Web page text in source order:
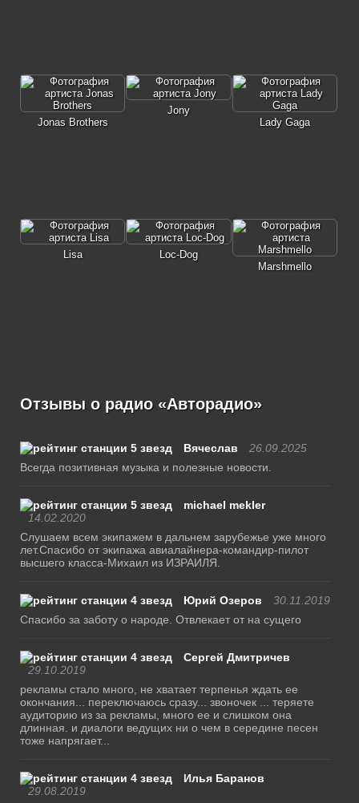
Jonas Brothers
Jony
Lady Gaga
Lisa
Loc-Dog
Marshmello
Отзывы о радио «Авторадио»
Вячеслав
26.09.2025
Всегда позитивная музыка и полезные новости.
michael mekler
14.02.2020
Слушаем всем экипажем в дальнем зарубежье уже много
лет.Спасибо от экипажа авиалайнера-командир-пилот
высшего класса-Михаил из ИЗРАИЛЯ.
Юрий Озеров
30.11.2019
Спасибо за заботу о народе. Отвлекает от на сущего
Сергей Дмитричев
29.10.2019
рекламы стало много, не хватает терпенья ждать ее
окончания... переключаюсь сразу... звоночек ... теряете
аудиторию из за рекламы, много ее и слишком она
длинная. и диалоги ведущих ни о чем в середине песен
тоже напрягает...
Илья Баранов
29.08.2019